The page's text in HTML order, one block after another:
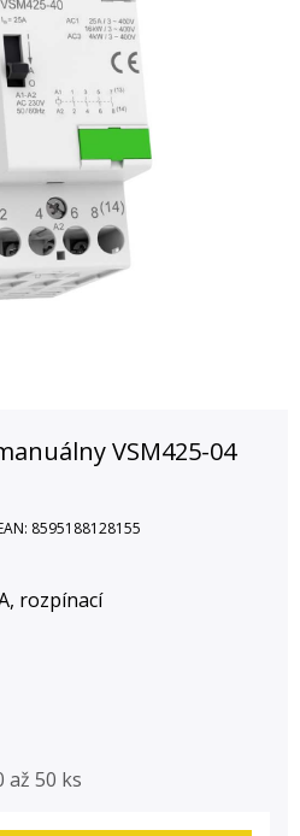
VSM425-04
8595188128155
rozpínací
až 50 ks